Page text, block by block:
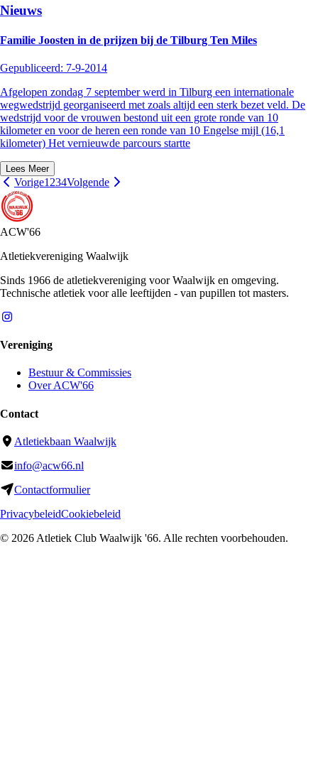
Nieuws
Familie Joosten in de prijzen bij de Tilburg Ten Miles
Gepubliceerd: 7-9-2014
Afgelopen zondag 7 september werd in Tilburg een internationale
wegwedstrijd georganiseerd met zoals altijd een sterk bezet veld. De
wedstrijd voor de vrouwen bestond uit een grote ronde van 10
kilometer en voor de heren een ronde van 10 Engelse mijl (16,1
kilometer) Het vernieuwde parcours startte
Lees Meer
Vorige1 234Volgende
ACW'66
Atletiekvereniging Waalwijk
Sinds 1966 de atletiekvereniging voor Waalwijk en omgeving.
Technische atletiek voor alle leeftijden - van pupillen tot masters.
Vereniging
Bestuur & Commissies
Over ACW'66
Contact
Atletiekbaan Waalwijk
info@acw66.nl
Contactformulier
PrivacybeleidCookiebeleid
© 2026 Atletiek Club Waalwijk '66. Alle rechten voorbehouden.